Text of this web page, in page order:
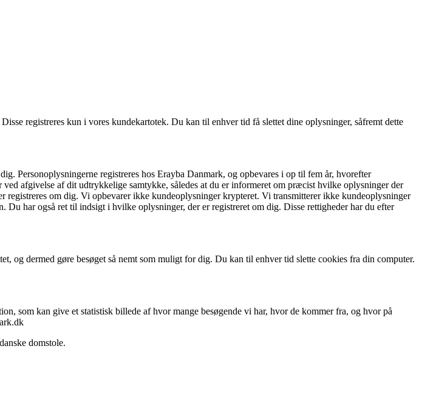
registreres kun i vores kundekartotek. Du kan til enhver tid få slettet dine oplysninger, såfremt dette
Personoplysningerne registreres hos Erayba Danmark, og opbevares i op til fem år, hvorefter
afgivelse af dit udtrykkelige samtykke, således at du er informeret om præcist hvilke oplysninger der
om dig. Vi opbevarer ikke kundeoplysninger krypteret. Vi transmitterer ikke kundeoplysninger
har også ret til indsigt i hvilke oplysninger, der er registreret om dig. Disse rettigheder har du efter
og dermed gøre besøget så nemt som muligt for dig. Du kan til enhver tid slette cookies fra din computer.
som kan give et statistisk billede af hvor mange besøgende vi har, hvor de kommer fra, og hvor på
domstole.